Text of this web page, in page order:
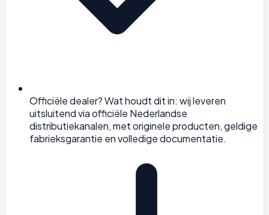
Officiële dealer? Wat houdt dit in: wij leveren
uitsluitend via officiële Nederlandse
distributiekanalen, met originele producten, geldige
fabrieksgarantie en volledige documentatie.